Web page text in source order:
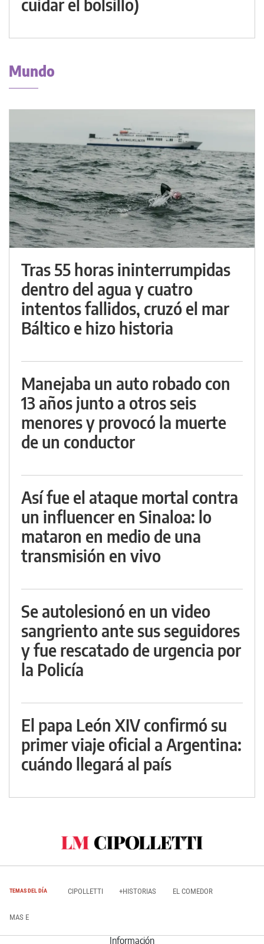
cuidar el bolsillo)
Mundo
Tras 55 horas ininterrumpidas
dentro del agua y cuatro
intentos fallidos, cruzó el mar
Báltico e hizo historia
Manejaba un auto robado con
13 años junto a otros seis
menores y provocó la muerte
de un conductor
Así fue el ataque mortal contra
un influencer en Sinaloa: lo
mataron en medio de una
transmisión en vivo
Se autolesionó en un video
sangriento ante sus seguidores
y fue rescatado de urgencia por
la Policía
El papa León XIV confirmó su
primer viaje oficial a Argentina:
cuándo llegará al país
TEMAS DEL DÍA CIPOLLETTI +HISTORIAS EL COMEDOR
MAS E
Información